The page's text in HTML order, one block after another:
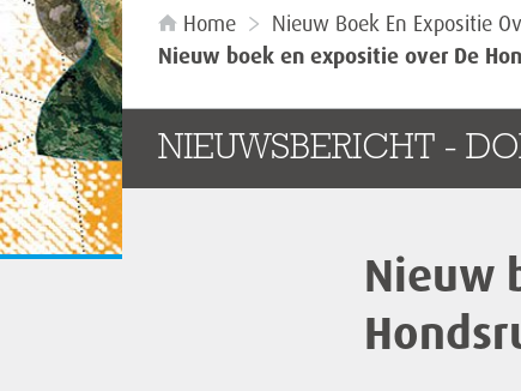
Home Nieuw Boek En Expositie
Nieuw boek en expositie over De
NIEUWSBERICHT -
Nieuw